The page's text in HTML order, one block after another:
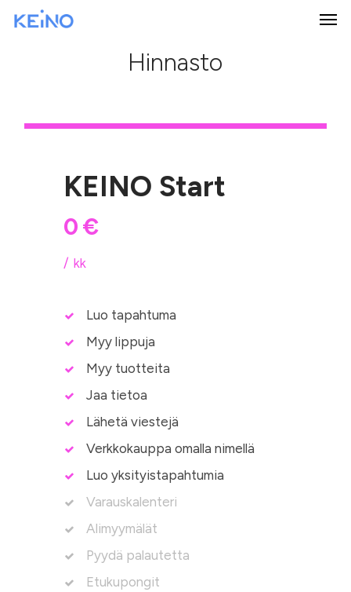
Hinnasto
KEINO Start
€
0
kk
Luo tapahtuma
Myy lippuja
Myy tuotteita
Jaa tietoa
Lähetä viestejä
Verkkokauppa omalla nimellä
Luo yksityistapahtumia
Varauskalenteri
Alimyymälät
Pyydä palautetta
Etukupongit